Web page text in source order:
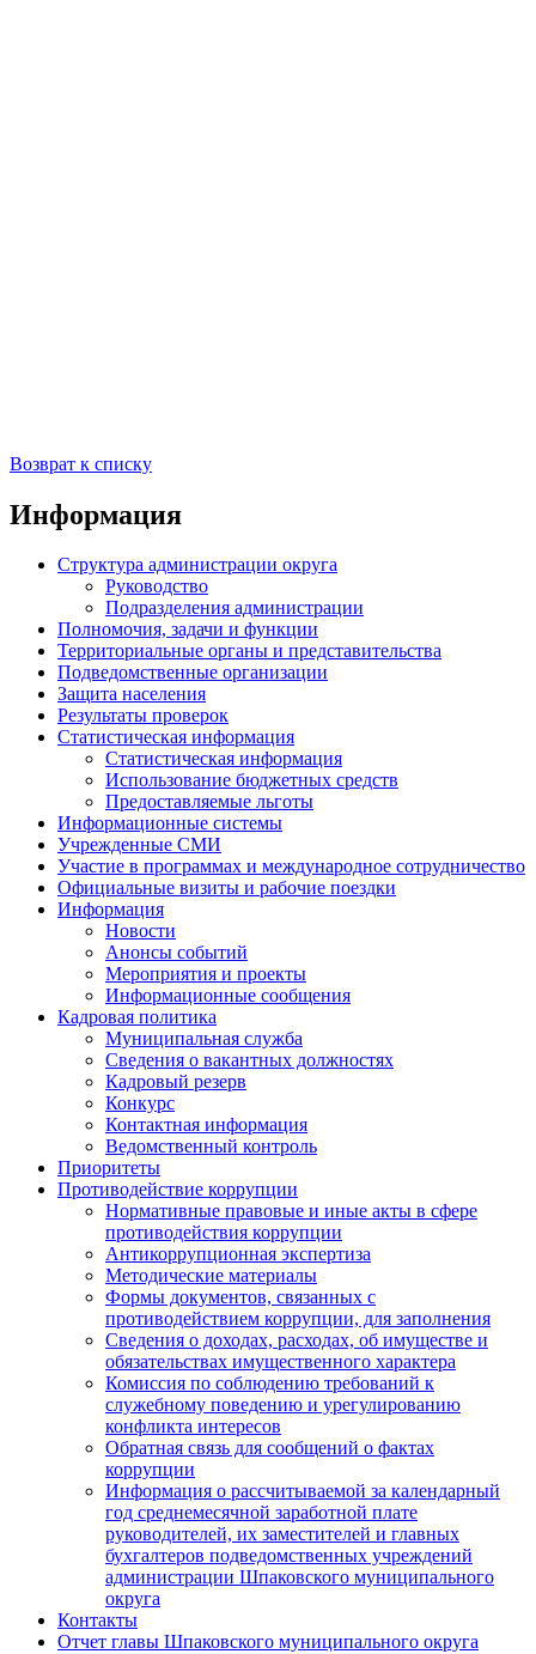
Возврат к списку
Информация
Структура администрации округа
Руководство
Подразделения администрации
Полномочия, задачи и функции
Территориальные органы и представительства
Подведомственные организации
Защита населения
Результаты проверок
Статистическая информация
Статистическая информация
Использование бюджетных средств
Предоставляемые льготы
Информационные системы
Учрежденные СМИ
Участие в программах и международное сотрудничество
Официальные визиты и рабочие поездки
Информация
Новости
Анонсы событий
Мероприятия и проекты
Информационные сообщения
Кадровая политика
Муниципальная служба
Сведения о вакантных должностях
Кадровый резерв
Конкурс
Контактная информация
Ведомственный контроль
Приоритеты
Противодействие коррупции
Нормативные правовые и иные акты в сфере
противодействия коррупции
Антикоррупционная экспертиза
Методические материалы
Формы документов, связанных с
противодействием коррупции, для заполнения
Сведения о доходах, расходах, об имуществе и
обязательствах имущественного характера
Комиссия по соблюдению требований к
служебному поведению и урегулированию
конфликта интересов
Обратная связь для сообщений о фактах
коррупции
Информация о рассчитываемой за календарный
год среднемесячной заработной плате
руководителей, их заместителей и главных
бухгалтеров подведомственных учреждений
администрации Шпаковского муниципального
округа
Контакты
Отчет главы Шпаковского муниципального округа